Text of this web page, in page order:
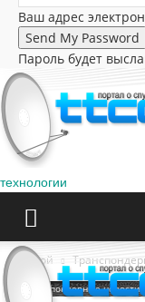
Ваш адрес
Пароль будет
технологии
Домой
Транспондерные новости